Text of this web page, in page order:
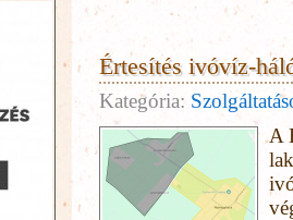
Értesítés ivóvíz-
Kategória:
A